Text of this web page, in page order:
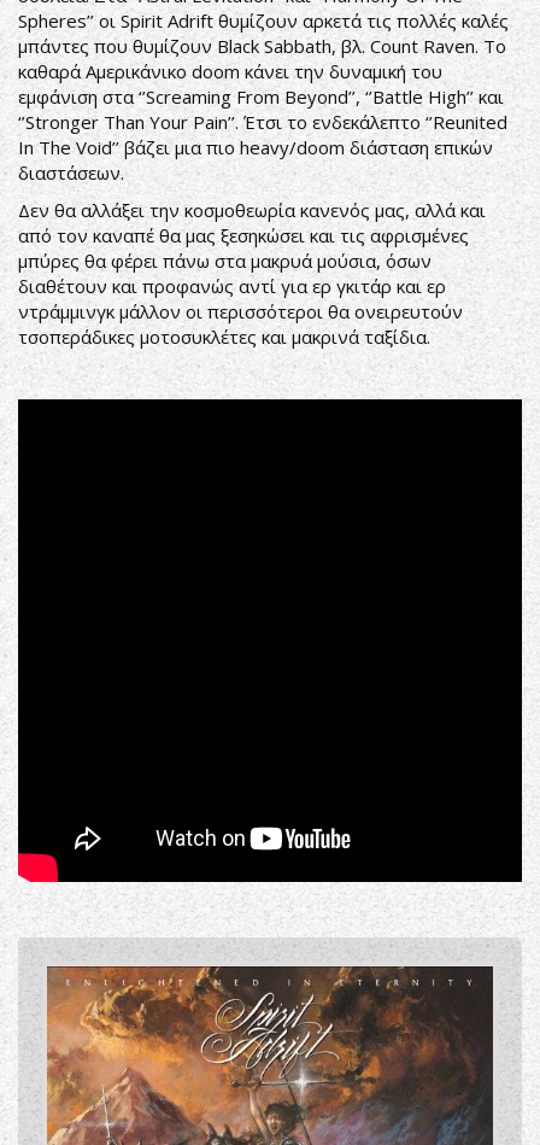
Spheres’’ οι Spirit Adrift θυμίζουν αρκετά τις πολλές καλές
μπάντες που θυμίζουν Black Sabbath, βλ. Count Raven. Το
καθαρά Αμερικάνικο doom κάνει την δυναμική του
εμφάνιση στα ‘’Screaming From Beyond’’, ‘’Battle High’’ και
‘’Stronger Than Your Pain’’. Έτσι το ενδεκάλεπτο ‘’Reunited
In The Void’’ βάζει μια πιο heavy/doom διάσταση επικών
διαστάσεων.
Δεν θα αλλάξει την κοσμοθεωρία κανενός μας, αλλά και
από τον καναπέ θα μας ξεσηκώσει και τις αφρισμένες
μπύρες θα φέρει πάνω στα μακρυά μούσια, όσων
διαθέτουν και προφανώς αντί για ερ γκιτάρ και ερ
ντράμμινγκ μάλλον οι περισσότεροι θα ονειρευτούν
τσοπεράδικες μοτοσυκλέτες και μακρινά ταξίδια.